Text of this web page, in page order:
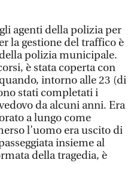
agenti della polizia per
la gestione del traffico è
polizia municipale.
è stata coperta con
intorno alle 23 (di
stati completati i
da alcuni anni. Era
a lungo come
l’uomo era uscito di
insieme al
della tragedia, è